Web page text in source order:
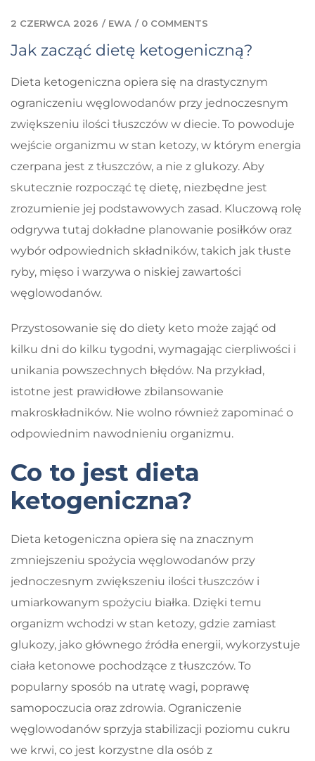
2 CZERWCA 2026 / EWA / 0 COMMENTS
Jak zacząć dietę ketogeniczną?
Dieta ketogeniczna opiera się na drastycznym
ograniczeniu węglowodanów przy jednoczesnym
zwiększeniu ilości tłuszczów w diecie. To powoduje
wejście organizmu w stan ketozy, w którym energia
czerpana jest z tłuszczów, a nie z glukozy. Aby
skutecznie rozpocząć tę dietę, niezbędne jest
zrozumienie jej podstawowych zasad. Kluczową rolę
odgrywa tutaj dokładne planowanie posiłków oraz
wybór odpowiednich składników, takich jak tłuste
ryby, mięso i warzywa o niskiej zawartości
węglowodanów.
Przystosowanie się do diety keto może zająć od
kilku dni do kilku tygodni, wymagając cierpliwości i
unikania powszechnych błędów. Na przykład,
istotne jest prawidłowe zbilansowanie
makroskładników. Nie wolno również zapominać o
odpowiednim nawodnieniu organizmu.
Co to jest dieta
ketogeniczna?
Dieta ketogeniczna opiera się na znacznym
zmniejszeniu spożycia węglowodanów przy
jednoczesnym zwiększeniu ilości tłuszczów i
umiarkowanym spożyciu białka. Dzięki temu
organizm wchodzi w stan ketozy, gdzie zamiast
glukozy, jako głównego źródła energii, wykorzystuje
ciała ketonowe pochodzące z tłuszczów. To
popularny sposób na utratę wagi, poprawę
samopoczucia oraz zdrowia. Ograniczenie
węglowodanów sprzyja stabilizacji poziomu cukru
we krwi, co jest korzystne dla osób z